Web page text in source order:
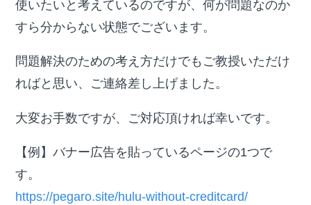
使いたいと考えているのですが、何が問題なのか
すら分からない状態でございます。
問題解決のための考え方だけでもご教授いただけ
ればと思い、ご連絡差し上げました。
大変お手数ですが、ご対応頂ければ幸いです。
【例】バナー広告を貼っているページの1つで
す。
https://pegaro.site/hulu-without-creditcard/